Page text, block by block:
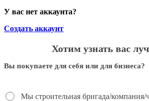
У вас нет аккаунта?
Создать аккаунт
Хотим узнать вас
Вы покупаете для себя или для бизнеса?
Мы строительная бригада/компания/